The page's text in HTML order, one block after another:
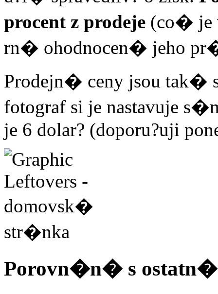
procent z prodeje (co� je
rn� ohodnocen� jeho
Prodejn� ceny jsou tak�
fotograf si je nastavuje
je 6 dolar? (doporu?uji
Porovn�n� s